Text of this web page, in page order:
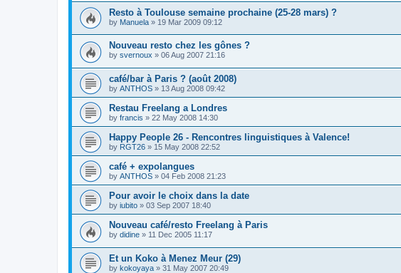
Resto à Toulouse semaine prochaine (25-28 mars) ?
by Manuela » 19 Mar 2009 09:12
Nouveau resto chez les gônes ?
by svernoux » 06 Aug 2007 21:16
café/bar à Paris ? (août 2008)
by ANTHOS » 13 Aug 2008 09:42
Restau Freelang a Londres
by francis » 22 May 2008 14:30
Happy People 26 - Rencontres linguistiques à Valence!
by RGT26 » 15 May 2008 22:52
café + expolangues
by ANTHOS » 04 Feb 2008 21:23
Pour avoir le choix dans la date
by iubito » 03 Sep 2007 18:40
Nouveau café/resto Freelang à Paris
by didine » 11 Dec 2005 11:17
Et un Koko à Menez Meur (29)
by kokoyaya » 31 May 2007 20:49